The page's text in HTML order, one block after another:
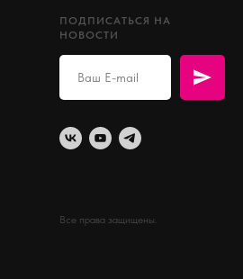
ПОДПИСАТЬСЯ НА
НОВОСТИ
Все права защищены.